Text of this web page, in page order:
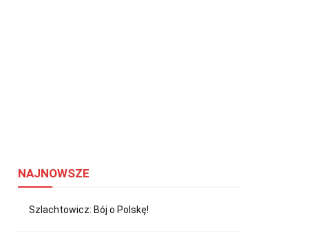
NAJNOWSZE
Szlachtowicz: Bój o Polskę!